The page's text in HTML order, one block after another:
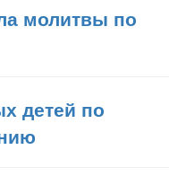
молитвы по
детей по